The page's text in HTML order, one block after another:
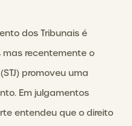
dos Tribunais é
recentemente o
promoveu uma
Em julgamentos
entendeu que o direito